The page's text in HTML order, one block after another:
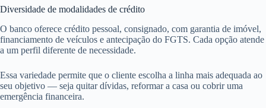
Diversidade de modalidades de crédito
O banco oferece crédito pessoal, consignado, com garantia de imóvel,
financiamento de veículos e antecipação do FGTS. Cada opção atende
a um perfil diferente de necessidade.
Essa variedade permite que o cliente escolha a linha mais adequada ao
seu objetivo — seja quitar dívidas, reformar a casa ou cobrir uma
emergência financeira.